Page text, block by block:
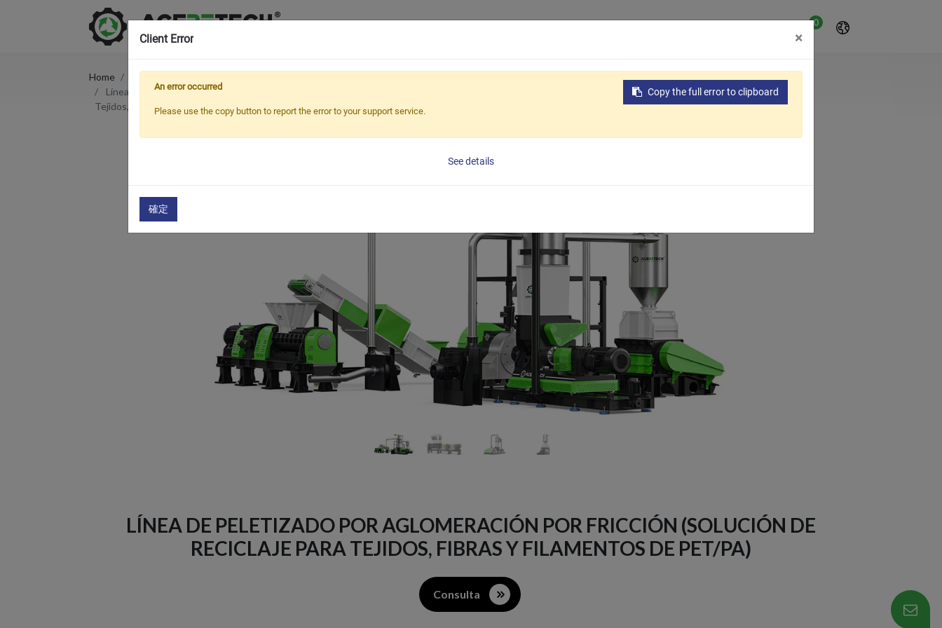
0
Home Products
Línea de Peletizado por Aglomeración por Fricción (Solución de Reciclaje para
Tejidos, Fibras y Filamentos de PET/PA)
LÍNEA DE PELETIZADO POR AGLOMERACIÓN POR FRICCIÓN (SOLUCIÓN DE
RECICLAJE PARA TEJIDOS, FIBRAS Y FILAMENTOS DE PET/PA)
Consulta
Client Error ×
Copy the full error to clipboard
An error occurred
Please use the copy button to report the error to your support service.
See details
確定